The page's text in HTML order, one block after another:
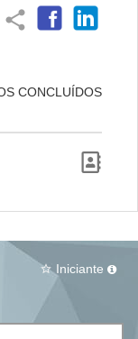
share
CONCLUÍDOS
star_border Iniciante